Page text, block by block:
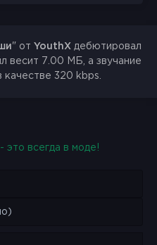
" от YouthX дебютировал
весит 7.00 МБ, а звучание
качестве 320 kbps.
это всегда в моде!